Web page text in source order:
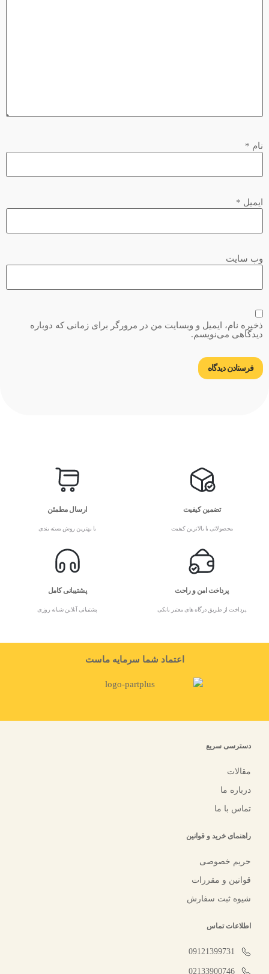
نام *
ایمیل *
وب‌ سایت
ذخیره نام، ایمیل و وبسایت من در مرورگر برای زمانی که دوباره
دیدگاهی می‌نویسم.
تضمین کیفیت
محصولاتی با بالاترین کیفیت
ارسال مطمئن
با بهترین روش بسته بندی
پرداخت امن و راحت
پرداخت از طریق درگاه های معتبر بانکی
پشتیبانی کامل
پشتیبانی آنلاین شبانه روزی
اعتماد شما سرمایه ماست
دسترسی سریع
مقالات
درباره ما
تماس با ما
راهنمای خرید و قوانین
حریم خصوصی
قوانین و مقررات
شیوه ثبت سفارش
اطلاعات تماس
09121399731
02133900746